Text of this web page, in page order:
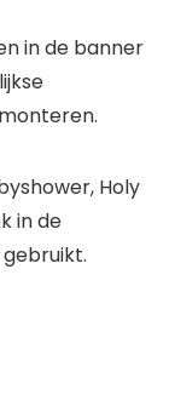
in de banner
Holy
in de